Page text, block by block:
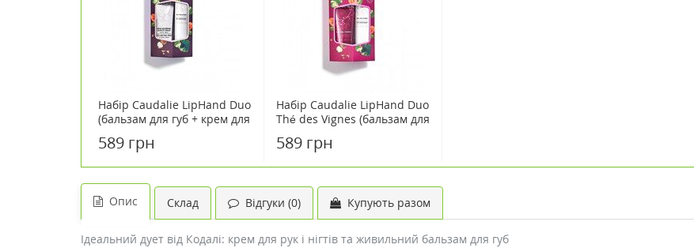
Набір Caudalie LipHand Duo
(бальзам для губ + крем для
589 грн
Набір Caudalie LipHand Duo
Thé des Vignes (бальзам для
589 грн
Опис Склад Відгуки (0) Купують разом
Ідеальний дует від Кодалі: крем для рук і нігтів та живильний бальзам для губ